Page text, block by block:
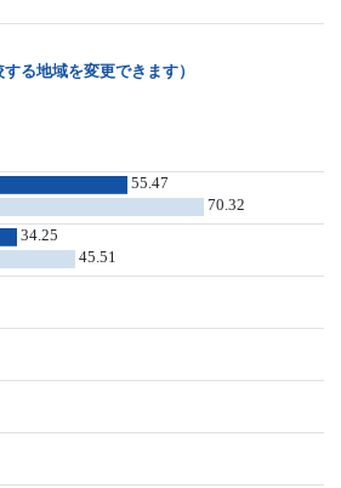
する地域を変更できます）
55.47
70.32
34.25
45.51